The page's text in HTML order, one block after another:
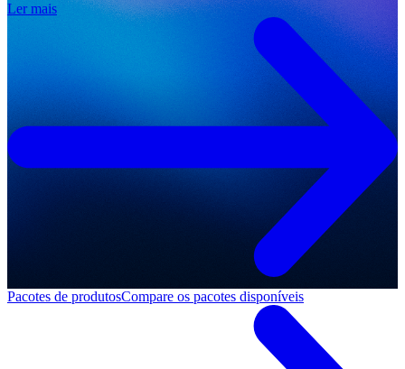
Ler mais
Pacotes de produtosCompare os pacotes disponíveis